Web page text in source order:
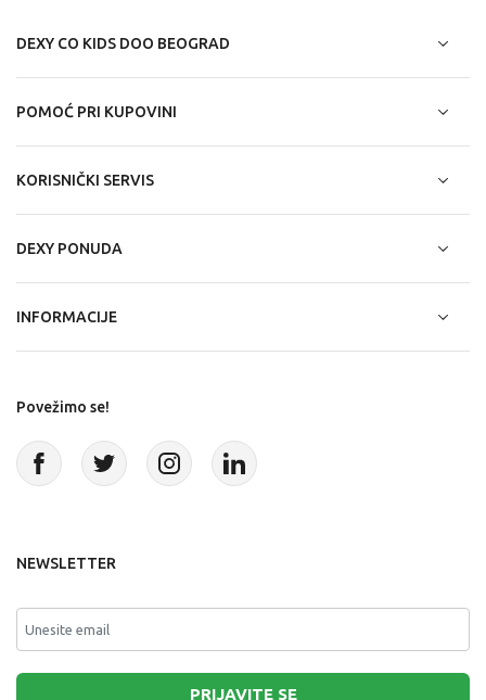
DEXY CO KIDS DOO BEOGRAD
POMOĆ PRI KUPOVINI
KORISNIČKI SERVIS
DEXY PONUDA
INFORMACIJE
Povežimo se!
NEWSLETTER
PRIJAVITE SE